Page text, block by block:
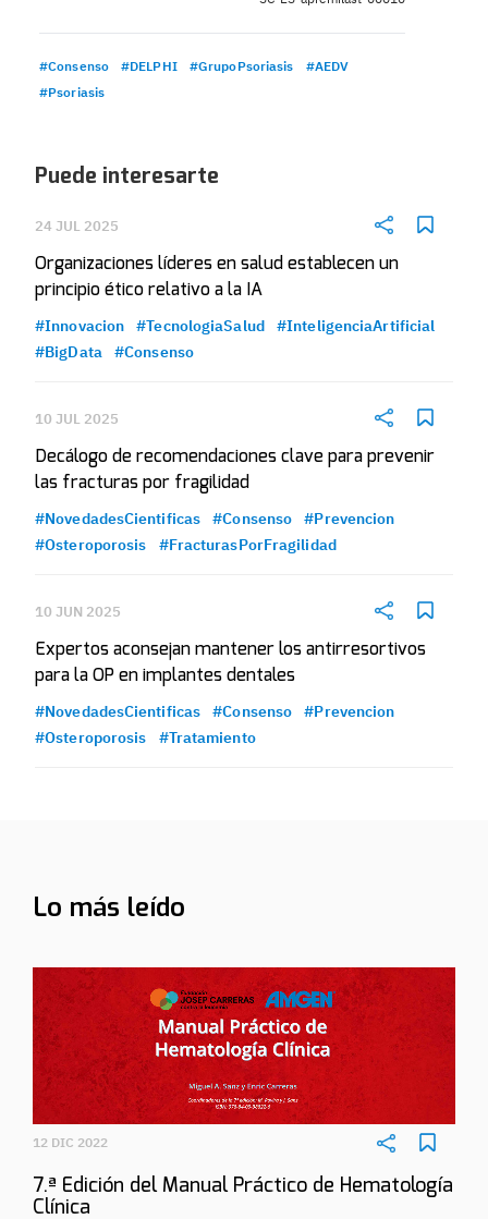
#Consenso #DELPHI #GrupoPsoriasis
#AEDV
#Psoriasis
Puede interesarte
24 JUL 2025
Organizaciones líderes en salud establecen un
principio ético relativo a la IA
#Innovacion #TecnologiaSalud
#InteligenciaArtificial
#BigData
#Consenso
10 JUL 2025
Decálogo de recomendaciones clave para prevenir
las fracturas por fragilidad
#NovedadesCientificas #Consenso
#Prevencion
#Osteroporosis
#FracturasPorFragilidad
10 JUN 2025
Expertos aconsejan mantener los antirresortivos
para la OP en implantes dentales
#NovedadesCientificas #Consenso
#Prevencion
#Osteroporosis
#Tratamiento
Lo más leído
12 DIC 2022
7.ª Edición del Manual Práctico de Hematología
Clínica